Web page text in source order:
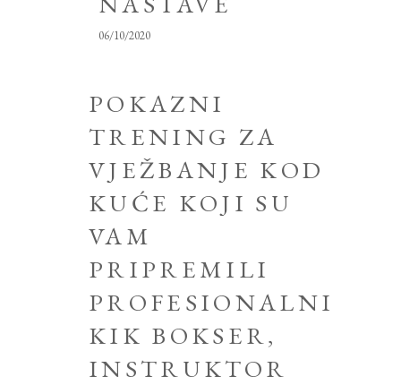
06/10/2020
POKAZNI
TRENING ZA
VJEŽBANJE KOD
KUĆE KOJI SU
VAM
PRIPREMILI
PROFESIONALNI
KIK BOKSER,
INSTRUKTOR